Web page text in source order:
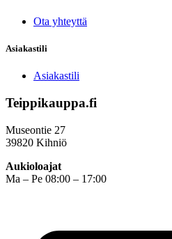
Ota yhteyttä
Asiakastili
Asiakastili
Teippikauppa.fi
Museontie 27
39820 Kihniö
Aukioloajat
Ma – Pe 08:00 – 17:00